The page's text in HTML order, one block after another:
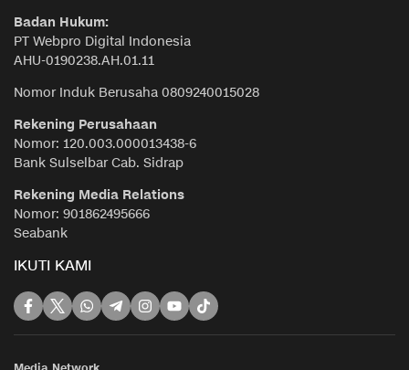
Badan Hukum:
PT Webpro Digital Indonesia
AHU-0190238.AH.01.11
Nomor Induk Berusaha 0809240015028
Rekening Perusahaan
Nomor: 120.003.000013438-6
Bank Sulselbar Cab. Sidrap
Rekening Media Relations
Nomor: 901862495666
Seabank
IKUTI KAMI